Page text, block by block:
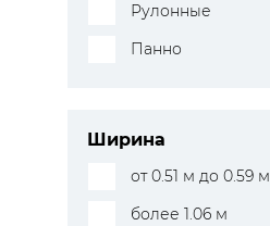
Рулонные
Панно
Ширина
от 0.51 м до 0.59 м
более 1.06 м